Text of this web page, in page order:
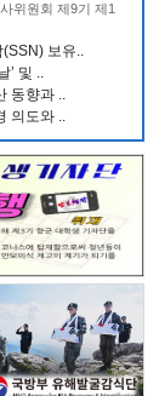
위원회 제9기 제1
(SSN) 보유..
’ 및 ..
동향과 ..
의도와 ..